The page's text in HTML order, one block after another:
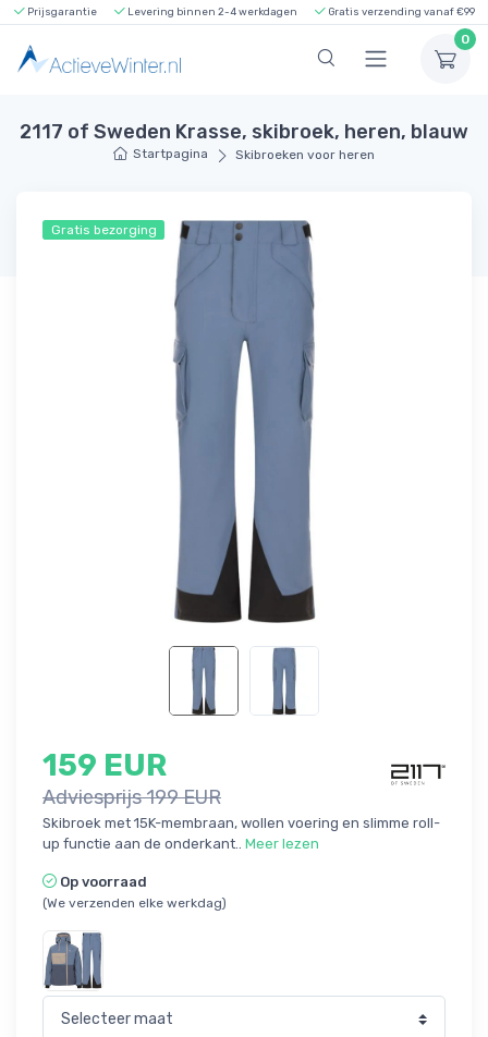
Prijsgarantie Levering binnen 2-4 werkdagen Gratis verzending vanaf €99
0
2117 of Sweden Krasse, skibroek, heren, blauw
Startpagina Skibroeken voor heren
Gratis bezorging
159 EUR
Adviesprijs 199 EUR
Skibroek met 15K-membraan, wollen voering en slimme roll-
up functie aan de onderkant.. Meer lezen
Op voorraad
(We verzenden elke werkdag)